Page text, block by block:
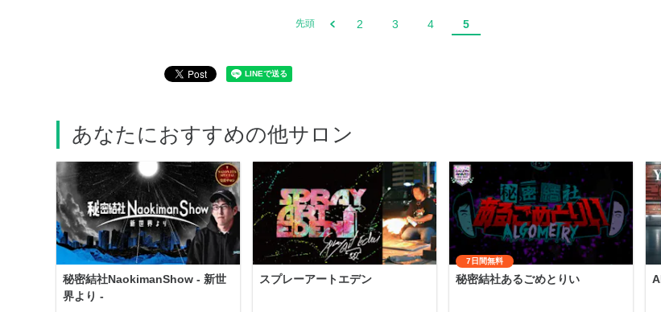
先頭 2 3 4 5
あなたにおすすめの他サロン
秘密結社NaokimanShow - 新世
界より -
スプレーアートエデン
7日間無料
秘密結社あるごめとりい